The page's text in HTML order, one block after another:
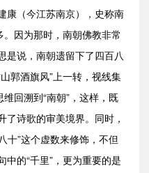
康（今江苏南京），史称南
。因为那时，南朝佛教非常
是说，南朝遗留下了四百八
郭酒旗风”上一转，视线集
回溯到“南朝”，这样，既
诗歌的审美境界。同时，
十”这个虚数来修饰，不但
的“千里”，更为重要的是